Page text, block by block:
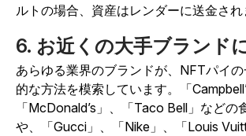
ルトの場合、資産はレンダーに送金され
6. お近くの大手ブランド
あらゆる業界のブランドが、NFTパイ
的な方法を模索しています。「
「McDonald’s」、「Taco Bell」などの
や、「Gucci」、「Nike」、「Louis